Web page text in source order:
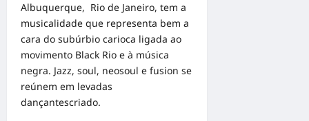
Albuquerque, Rio de Janeiro, tem a
musicalidade que representa bem a
cara do subúrbio carioca ligada ao
movimento Black Rio e à música
negra. Jazz, soul, neosoul e fusion se
reúnem em levadas
dançantescriado.